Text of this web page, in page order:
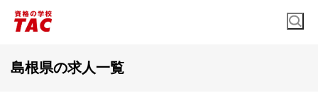
島根県の求人一覧